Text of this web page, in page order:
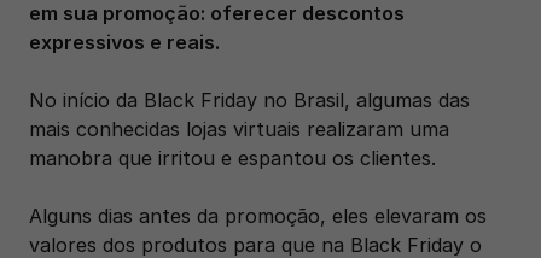
em sua promoção: oferecer descontos
expressivos e reais.
No início da Black Friday no Brasil, algumas das
mais conhecidas lojas virtuais realizaram uma
manobra que irritou e espantou os clientes.
Alguns dias antes da promoção, eles elevaram os
valores dos produtos para que na Black Friday o